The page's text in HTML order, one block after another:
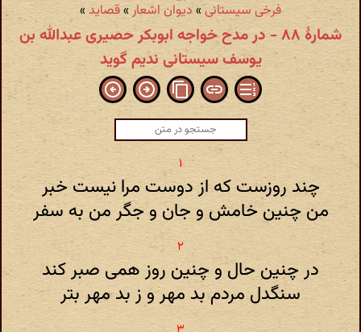
فرخی سیستانی» دیوان اشعار»قصاید»
شمارهٔ ۸۸ - در مدح خواجه ابوبکر حصیری عبدالله بن
یوسف سیستانی ندیم گوید
چند روزست که از دوست مرا نیست خبر
من چنین خامش و جان و جگر من به سفر
در چنین حال و چنین روز همی صبر کند
سنگدل مردم بد مهر و ز بد مهر بتر